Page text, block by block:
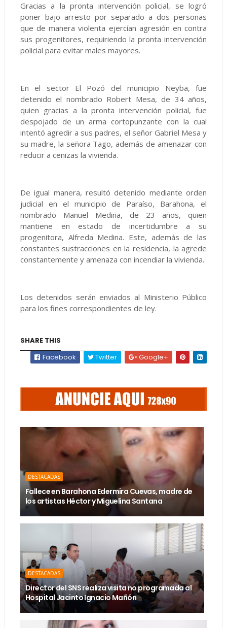
Gracias a la pronta intervención policial, se logró
poner bajo arresto por separado a dos personas
que de manera violenta ejercían agresión en contra
sus progenitores, requiriendo la pronta intervención
policial para evitar males mayores.
En el sector El Pozó del municipio Neyba, fue
detenido el nombrado Robert Mesa, de 34 años,
quien gracias a la pronta intervención policial, fue
despojado de un arma cortopunzante con la cual
intentó agredir a sus padres, el señor Gabriel Mesa y
su madre, la señora Tago, además de amenazar con
reducir a cenizas la vivienda.
De igual manera, resultó detenido mediante orden
judicial en el municipio de Paraíso, Barahona, el
nombrado Manuel Medina, de 23 años, quien
mantiene en estado de incertidumbre a su
progenitora, Alfreda Medina. Este, además de las
constantes sustracciones en la residencia, la agrede
constantemente y amenaza con incendiar la vivienda.
Los detenidos serán enviados al Ministerio Público
para los fines correspondientes de ley.
SHARE THIS
Facebook
Twitter Google+
DESTACADAS
Fallece en Barahona Edermira Cuevas, madre de
los artistas Héctor y Miguelina Santana
DESTACADAS
Director del SNS realiza visita no programada al
Hospital Jacinto Ignacio Mañón